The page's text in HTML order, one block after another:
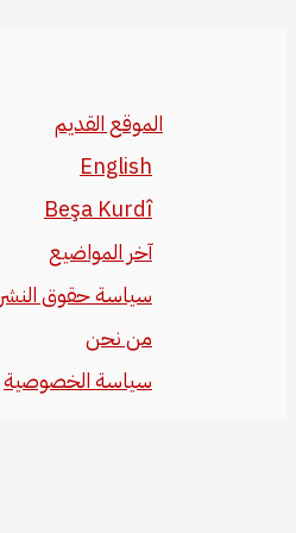
الموقع القديم
English
Beşa Kurdî
آخر المواضيع
سياسة حقوق النشر
من نحن
سياسة الخصوصية